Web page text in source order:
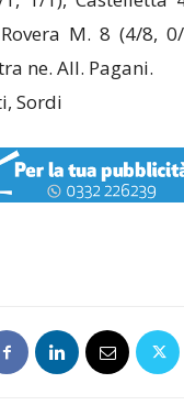
M. 8 (4/8,
ne. All. Pagani.
Sordi